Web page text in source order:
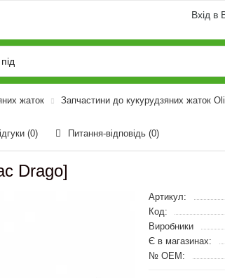
Вхід в
жаток Запчастини до кукурудзяних жаток
(0) Питання-відповідь (0)
Drago]
Артикул:
Код:
Виробники
Є в магазинах:
№ OEM: